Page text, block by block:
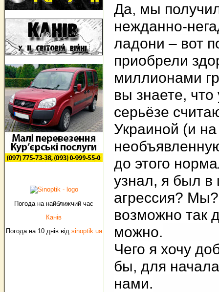
Погода на найближчий час
Канів
Погода на 10 днів від sinoptik.ua
Да, мы
нежданно-
ладони – вот
приобрели
миллионами
вы знаете,
серьёзе
Украиной (и
до этого
узнал, я был в
агрессия?
возможно так
можно.
Чего я хочу
бы, для
нами.